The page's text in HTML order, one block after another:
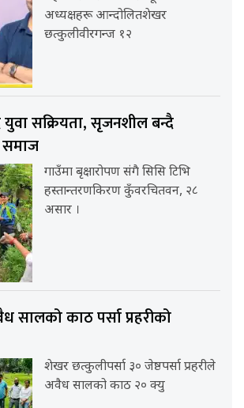
अध्यक्षहरू आन्दोलितशेखर
छत्कुलीवीरगन्ज १२
युवा सक्रियता, सृजनशील बन्दै
गाउँमा बृक्षारोपण संगै सिसि टिभि
हस्तान्तरणकिरण कुँवरचितवन, २८
असार ।
सालको काठ पर्सा प्रहरीको
शेखर छत्कुलीपर्सा ३० जेष्ठपर्सा प्रहरीले
अवैध सालको काठ २० क्यु